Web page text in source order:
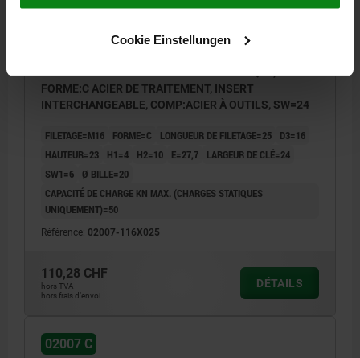
Cookie Einstellungen
FORME:C ACIER DE TRAITEMENT, INSERT
INTERCHANGEABLE, COMP:ACIER À OUTILS, SW=24
FILETAGE=M16 FORME=C LONGUEUR DE FILETAGE=25
D3=16
HAUTEUR=23
H1=4 H2=10 E=27,7
LARGEUR DE CLÉ=24
SW1=6
Ø BILLE=20
CAPACITÉ DE CHARGE KN MAX. (CHARGES STATIQUES
UNIQUEMENT)=50
Référence: 02007-116X025
110,28 CHF
hors TVA
hors frais d’envoi
DÉTAILS
02007 C